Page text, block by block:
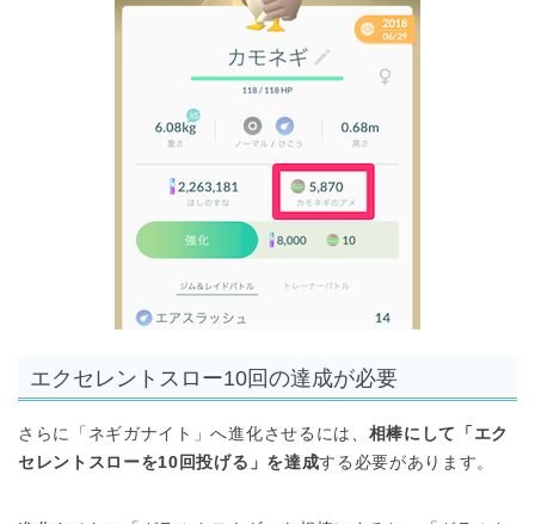
エクセレントスロー10回の達成が必要
さらに「ネギガナイト」へ進化させるには、 相棒にして「エク
セレントスローを10回投げる」を達成する必要があります。